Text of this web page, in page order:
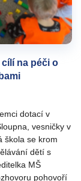
na péči o
dotací v
vesničky v
škola se krom
dětí s
MŠ
pohovoří